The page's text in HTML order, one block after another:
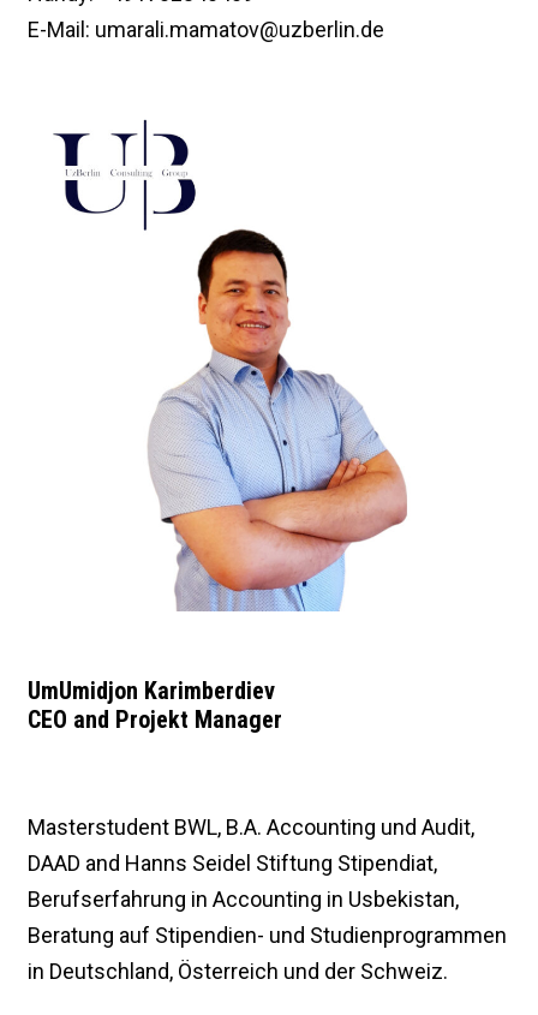
E-Mail: umarali.mamatov@uzberlin.de
UmUmidjon Karimberdiev
CEO and Projekt Manager
Masterstudent BWL, B.A. Accounting und Audit,
DAAD and Hanns Seidel Stiftung Stipendiat,
Berufserfahrung in Accounting in Usbekistan,
Beratung auf Stipendien- und Studienprogrammen
in Deutschland, Österreich und der Schweiz.